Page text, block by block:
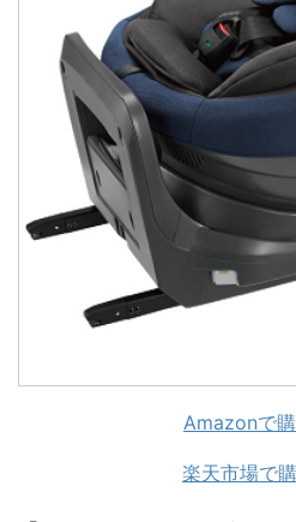
Amazonで
楽天市場で